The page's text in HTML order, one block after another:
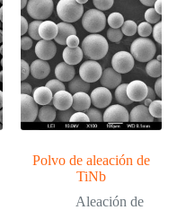
Polvo de aleación de
TiNb
Aleación de